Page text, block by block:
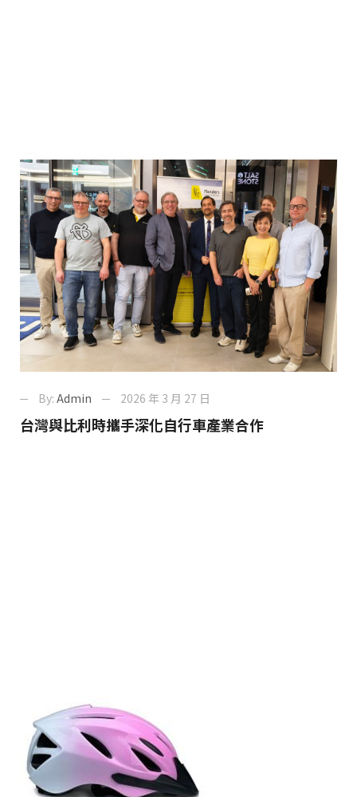
By: Admin 2026 年 3 月 27 日
台灣與比利時攜手深化自行車產業合作